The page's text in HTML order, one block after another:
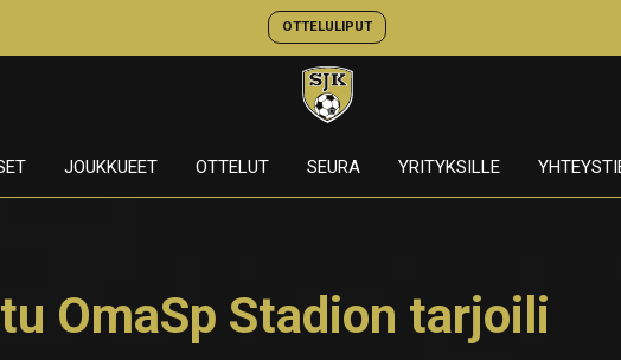
OTTELULIPUT
JOUKKUEET OTTELUT SEURA YRITYKSILLE
OmaSp Stadion tarjoili